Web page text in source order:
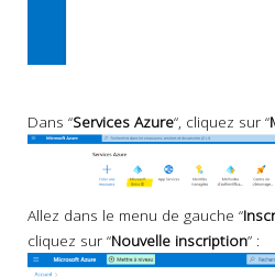
Dans “Services Azure“, cliquez sur “
Allez dans le menu de gauche “
cliquez sur “Nouvelle inscription” :